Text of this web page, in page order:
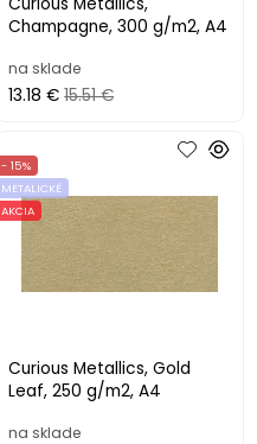
Champagne, 300 g/m2, A4
na sklade
13.18 € 15.51 €
Curious Metallics, Gold
Leaf, 250 g/m2, A4
- 15%
METALICKÉ
AKCIA
na sklade